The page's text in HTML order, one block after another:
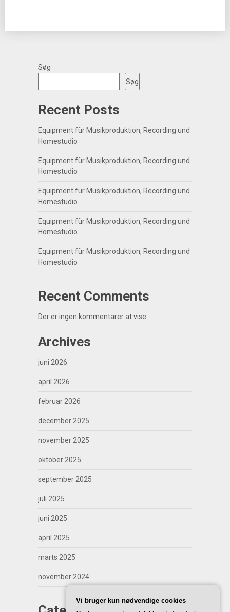
Søg
Søg
Recent Posts
Equipment für Musikproduktion, Recording und
Homestudio
Equipment für Musikproduktion, Recording und
Homestudio
Equipment für Musikproduktion, Recording und
Homestudio
Equipment für Musikproduktion, Recording und
Homestudio
Equipment für Musikproduktion, Recording und
Homestudio
Recent Comments
Der er ingen kommentarer at vise.
Archives
juni 2026
april 2026
februar 2026
december 2025
november 2025
oktober 2025
september 2025
juli 2025
juni 2025
april 2025
marts 2025
november 2024
Vi bruger kun nødvendige cookies